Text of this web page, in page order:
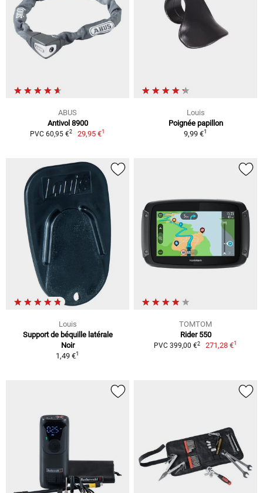
ABUS
Antivol 8900
PVC 60,95 €2 29,95 €1
Louis
Poignée papillon
9,99 €1
Louis
Support de béquille latérale
Noir
1,49 €1
TOMTOM
Rider 550
PVC 399,00 €2 271,28 €1